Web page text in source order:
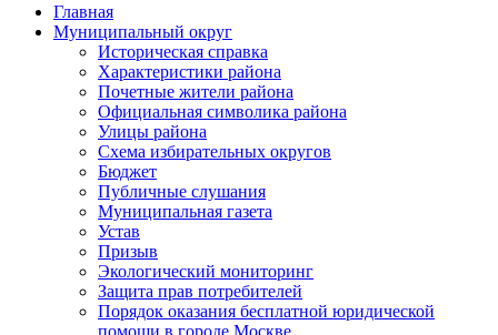
Главная
Муниципальный округ
Историческая справка
Характеристики района
Почетные жители района
Официальная символика района
Улицы района
Схема избирательных округов
Бюджет
Публичные слушания
Муниципальная газета
Устав
Призыв
Экологический мониторинг
Защита прав потребителей
Порядок оказания бесплатной юридической
помощи в городе Москве